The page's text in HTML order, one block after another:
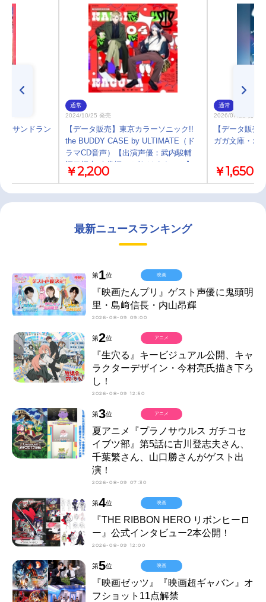
サンドラン
通常
2024/10/25 発売
【データ販売】東京カラーソニック!!
the BUDDY CASE by ULTIMATE（ド
ラマCD音声）【出演声優：武内駿輔
江口拓也 八代拓 こばたけまさふみ】
￥2,200
通常
2026/07/21 発売
【データ販
ガガ文庫・オ
￥1,650
最新ニュースランキング
第1位
『映画たんプリ』ゲスト声優に鬼頭明
里・島﨑信長・内山昂輝
2026-08-09 09:00
映画
第2位
『生穴る』キービジュアル公開、キャ
ラクターデザイン・今村亮氏描き下ろ
し！
2026-08-09 12:50
アニメ
第3位
夏アニメ『プラノサウルス ガチコセ
イブツ部』第5話に古川登志夫さん、
千葉繁さん、山口勝さんがゲスト出
演！
2026-08-09 07:30
アニメ
第4位
『THE RIBBON HERO リボンヒーロ
ー』公式インタビュー2本公開！
2026-08-09 12:00
映画
第5位
『映画ゼッツ』『映画超ギャバン』オ
フショット11点解禁
映画